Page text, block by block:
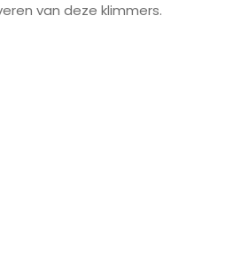
van deze klimmers.